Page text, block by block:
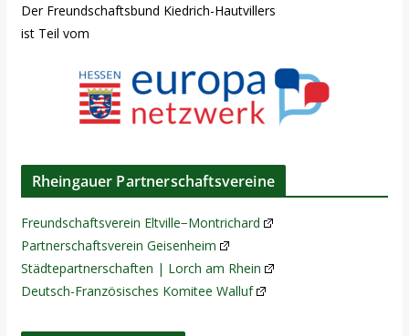
Der Freundschaftsbund Kiedrich-Hautvillers
ist Teil vom
Rheingauer Partnerschaftsvereine
Freundschaftsverein Eltville−Montrichard
Partnerschaftsverein Geisenheim
Städtepartnerschaften | Lorch am Rhein
Deutsch-Französisches Komitee Walluf